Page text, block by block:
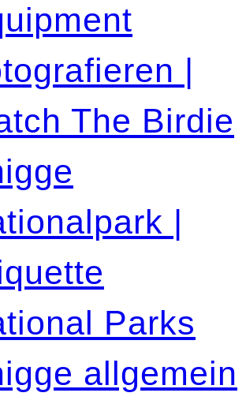
|
The Birdie
|
Parks
allgemein